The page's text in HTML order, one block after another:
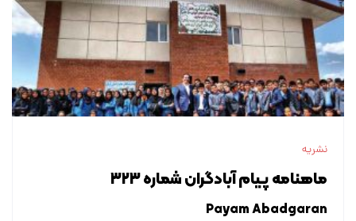
نشریه
ماهنامه پیام آبادگران شماره ۳۲۳
Payam Abadgaran